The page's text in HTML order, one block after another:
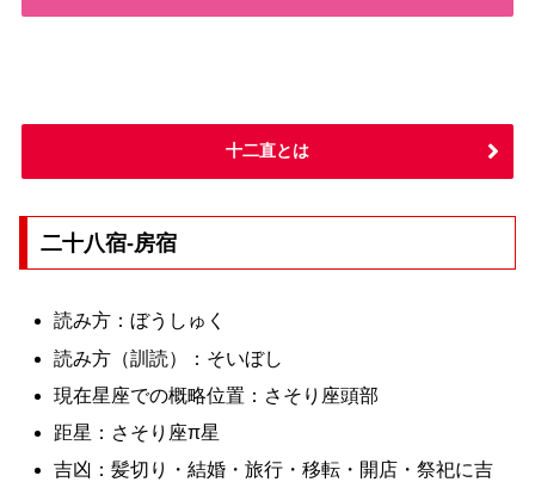
十二直とは
二十八宿-房宿
読み方：ぼうしゅく
読み方（訓読）：そいぼし
現在星座での概略位置：さそり座頭部
距星：さそり座π星
吉凶：髪切り・結婚・旅行・移転・開店・祭祀に吉